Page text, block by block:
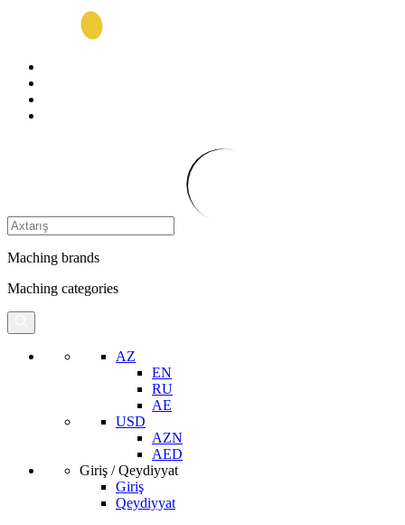
Maching brands
Maching categories
AZ
EN
RU
AE
USD
AZN
AED
Giriş / Qeydiyyat
Giriş
Qeydiyyat